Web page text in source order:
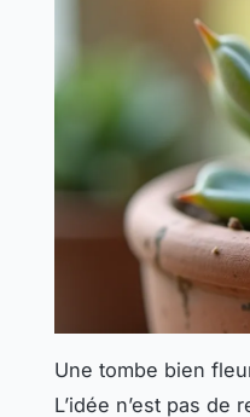
Une tombe bien
L’idée n’est pas